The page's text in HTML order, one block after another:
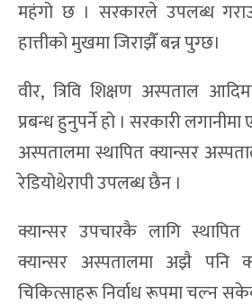
महंगो छ । सरकारले उपलब्ध
हात्तीको मुखमा जिराझैँ बन्न पुग्छ।
वीर, त्रिवि शिक्षण अस्पताल
प्रबन्ध हुनुपर्ने हो । सरकारी
अस्पतालमा स्थापित क्यान्सर
रेडियोथेरापी उपलब्ध छैन ।
क्यान्सर उपचारकै लागि
क्यान्सर अस्पतालमा अझै पनि
चिकित्साहरू निर्वाध रूपमा चल्न